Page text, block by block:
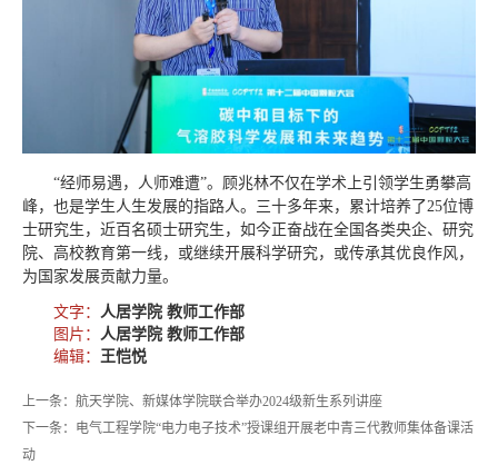
“经师易遇，人师难遭”。顾兆林不仅在学术上引领学生勇攀高
峰，也是学生人生发展的指路人。三十多年来，累计培养了25位博
士研究生，近百名硕士研究生， 如今正奋战在全国各类央企、研究
院、高校教育第一线，或继续开展科学研究，或传承其优良作风，
为国家发展贡献力量。
文字：
人居学院 教师工作部
图片：
人居学院 教师工作部
编辑：
王恺悦
上一条：航天学院、新媒体学院联合举办2024级新生系列讲座
下一条：电气工程学院“电力电子技术”授课组开展老中青三代教师集体备课活
动